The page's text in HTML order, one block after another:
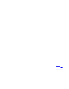
+-